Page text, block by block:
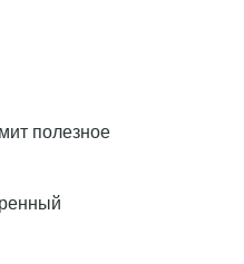
полезное